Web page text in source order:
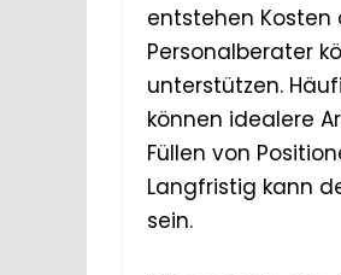
entstehen Kosten
Personalberater
unterstützen.
können idealere
Füllen von
Langfristig kann
sein.